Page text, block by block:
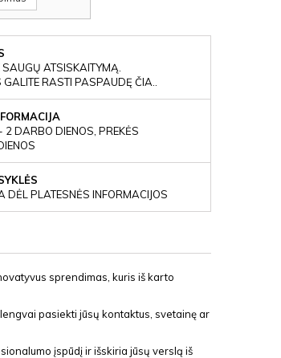
ATSISKAITYMĄ.
RASTI PASPAUDĘ ČIA..
2 DARBO DIENOS, PREKĖS
DĖL PLATESNĖS INFORMACIJOS
sprendimas, kuris iš karto
pasiekti jūsų kontaktus, svetainę ar
įspūdį ir išskiria jūsų verslą iš